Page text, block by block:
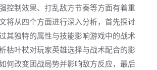
控制效果、打乱敌方节奏等方面有着重
将从四个方面进行深入分析，首先探讨
其独特的属性与技能影响游戏中的战术
枯叶杖对玩家英雄选择与战术配合的影
何改变团战局势并影响敌方反应，最后